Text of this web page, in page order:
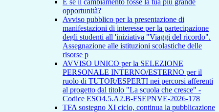
E se il cambiamento fosse la tua più grande
opportunità?
Avviso pubblico per la presentazione di
manifestazioni di interesse per la partecipazione
degli studenti all 'iniziativa "Viaggi del ricordo".
Assegnazione alle istituzioni scolastiche delle
risorse p
AVVISO UNICO per la SELEZIONE
PERSONALE INTERNO/ESTERNO per il
ruolo di TUTOR/ESPERTI nei percorsi afferenti
al progetto dal titolo "La scuola che cresce" -
Codice ESO4.5.A2.B-FSEPNVE-2026-178
TFA sostegno XI ciclo, continua la pubblicazione